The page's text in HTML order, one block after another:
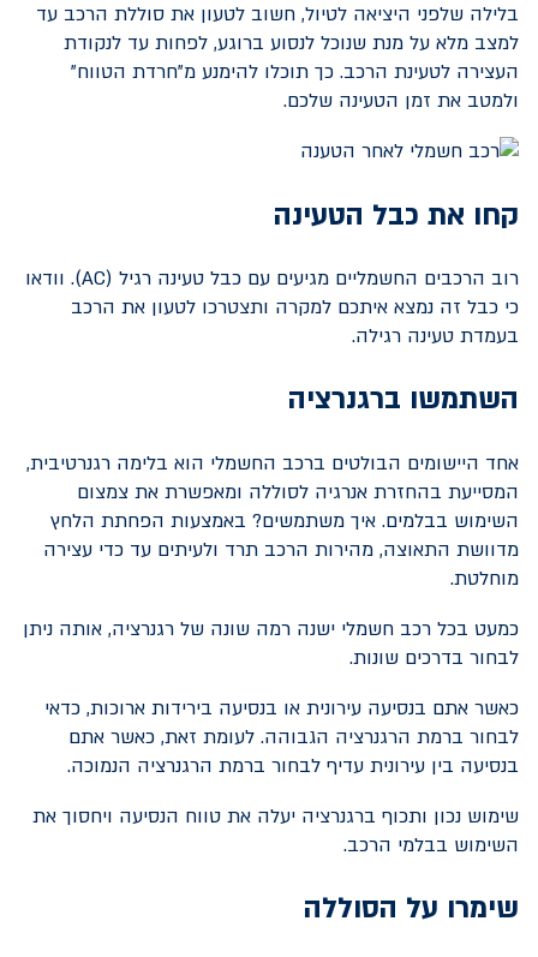
בלילה שלפני היציאה לטיול, חשוב לטעון את סוללת הרכב עד
למצב מלא על מנת שנוכל לנסוע ברוגע, לפחות עד לנקודת
העצירה לטעינת הרכב. כך תוכלו להימנע מ"חרדת הטווח"
ולמטב את זמן הטעינה שלכם.
קחו את כבל הטעינה
רוב הרכבים החשמליים מגיעים עם כבל טעינה רגיל (AC). וודאו
כי כבל זה נמצא איתכם למקרה ותצטרכו לטעון את הרכב
בעמדת טעינה רגילה.
השתמשו ברגנרציה
אחד היישומים הבולטים ברכב החשמלי הוא בלימה רגנרטיבית,
המסייעת בהחזרת אנרגיה לסוללה ומאפשרת את צמצום
השימוש בבלמים. איך משתמשים? באמצעות הפחתת הלחץ
מדוושת התאוצה, מהירות הרכב תרד ולעיתים עד כדי עצירה
מוחלטת.
כמעט בכל רכב חשמלי ישנה רמה שונה של רגנרציה, אותה ניתן
לבחור בדרכים שונות.
כאשר אתם בנסיעה עירונית או בנסיעה בירידות ארוכות, כדאי
לבחור ברמת הרגנרציה הגבוהה. לעומת זאת, כאשר אתם
בנסיעה בין עירונית עדיף לבחור ברמת הרגנרציה הנמוכה.
שימוש נכון ותכוף ברגנרציה יעלה את טווח הנסיעה ויחסוך את
השימוש בבלמי הרכב.
שימרו על הסוללה